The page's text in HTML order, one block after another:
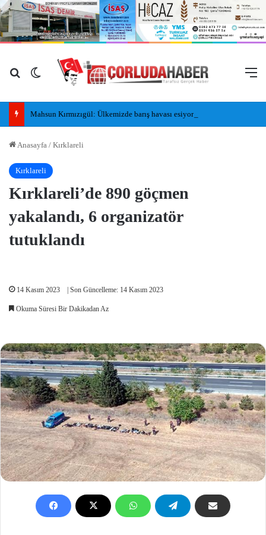
Arama yap ...
Dış görünümü değiştir
Anasayfa / Kırklareli
Kırklareli
Kırklareli’de 890 göçmen
yakalandı, 6 organizatör
tutuklandı
14 Kasım 2023 | Son Güncelleme: 14 Kasım 2023
Okuma Süresi Bir Dakikadan Az